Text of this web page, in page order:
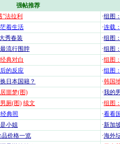
强帖推荐
法拉利 ·组图
着生活 ·连载
秀春装 ·组图
流行围脖 ·组图
典对白 ·组图
的反应 ·组图
日本国籍？ ·韩国
噩梦(图) ·我的
厕(图) 续文 ·组图
典照 ·看看
小姐 ·新加
品价格一览 ·海外